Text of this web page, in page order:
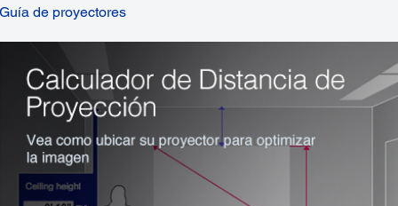
Guía de proyectores